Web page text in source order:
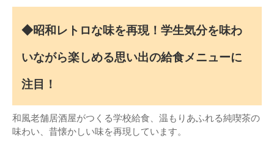
◆昭和レトロな味を再現！学生気分を味わ
いながら楽しめる思い出の給食メニューに
注目！
和風老舗居酒屋がつくる学校給食、温もりあふれる純喫茶の
味わい、昔懐かしい味を再現しています。